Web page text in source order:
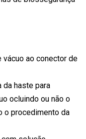
vácuo ao conector de
da haste para
ocluindo ou não o
o procedimento da